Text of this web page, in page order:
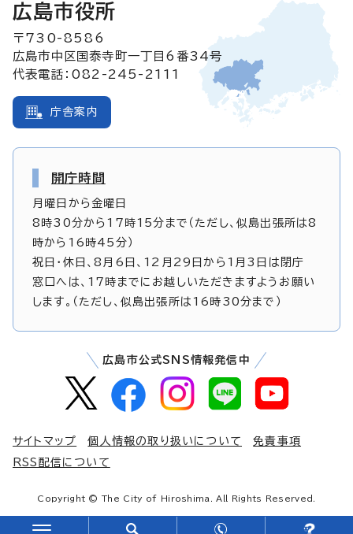
広島市役所
〒730-8586
広島市中区国泰寺町一丁目6番34号
代表電話：082-245-2111
庁舎案内
開庁時間
月曜日から金曜日
8時30分から17時15分まで（ただし、似島出張所は8
時から16時45分）
祝日・休日、8月6日、12月29日から1月3日は閉庁
窓口へは、17時までにお越しいただきますようお願い
します。（ただし、似島出張所は16時30分まで）
広島市公式SNS情報発信中
サイトマップ 個人情報の取り扱いについて
免責事項
RSS配信について
Copyright © The City of Hiroshima. All Rights Reserved.